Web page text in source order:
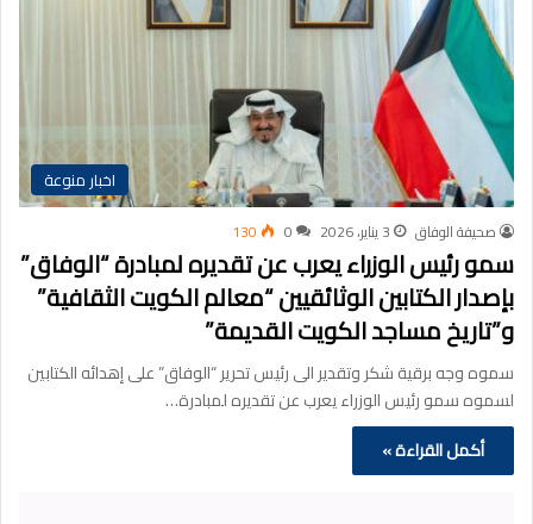
اخبار منوعة
صحيفة الوفاق 3 يناير، 2026 0
130
سمو رئيس الوزراء يعرب عن تقديره لمبادرة “الوفاق”
بإصدار الكتابين الوثائقيين “معالم الكويت الثقافية”
و”تاريخ مساجد الكويت القديمة”
سموه وجه برقية شكر وتقدير الى رئيس تحرير “الوفاق” على إهدائه الكتابين
لسموه سمو رئيس الوزراء يعرب عن تقديره لمبادرة…
أكمل القراءة »